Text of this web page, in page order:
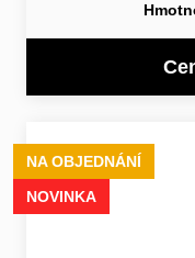
NA OBJEDNÁNÍ
NOVINKA